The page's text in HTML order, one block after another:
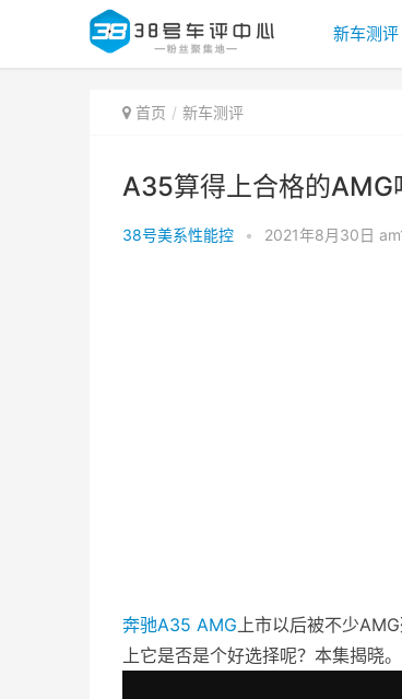
新车测评
首页 新车测评
A35算得上合格的AMG
38号美系性能控 • 2021年8月30日
奔驰A35 AMG上市以后被不少
上它是否是个好选择呢？本集揭晓。